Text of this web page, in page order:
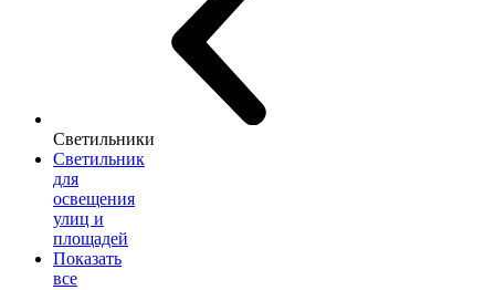
Светильники
Светильник
для
освещения
улиц и
площадей
Показать
все